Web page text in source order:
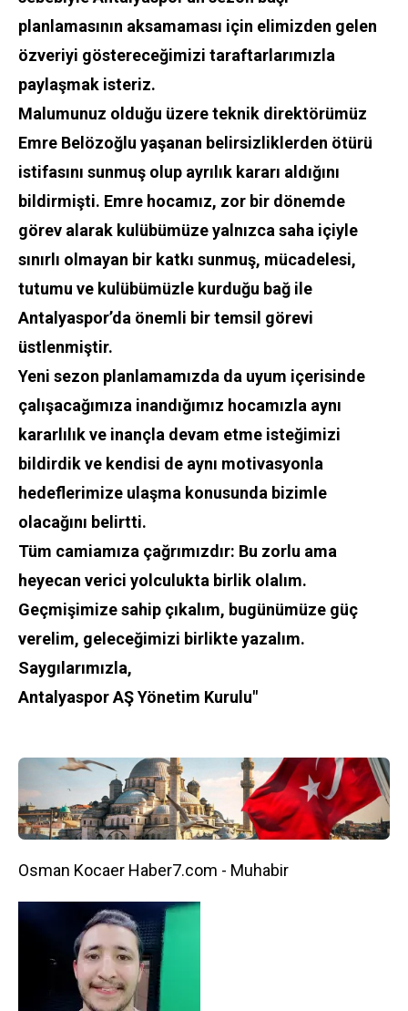
planlamasının aksamaması için elimizden gelen
özveriyi göstereceğimizi taraftarlarımızla
paylaşmak isteriz.
Malumunuz olduğu üzere teknik direktörümüz
Emre Belözoğlu yaşanan belirsizliklerden ötürü
istifasını sunmuş olup ayrılık kararı aldığını
bildirmişti. Emre hocamız, zor bir dönemde
görev alarak kulübümüze yalnızca saha içiyle
sınırlı olmayan bir katkı sunmuş, mücadelesi,
tutumu ve kulübümüzle kurduğu bağ ile
Antalyaspor’da önemli bir temsil görevi
üstlenmiştir.
Yeni sezon planlamamızda da uyum içerisinde
çalışacağımıza inandığımız hocamızla aynı
kararlılık ve inançla devam etme isteğimizi
bildirdik ve kendisi de aynı motivasyonla
hedeflerimize ulaşma konusunda bizimle
olacağını belirtti.
Tüm camiamıza çağrımızdır: Bu zorlu ama
heyecan verici yolculukta birlik olalım.
Geçmişimize sahip çıkalım, bugünümüze güç
verelim, geleceğimizi birlikte yazalım.
Saygılarımızla,
Antalyaspor AŞ Yönetim Kurulu"
Osman Kocaer Haber7.com - Muhabir